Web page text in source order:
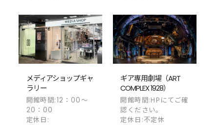
メディアショップギャ
ラリー
開館時間:12：00～
20：00
定休日:
ギア専用劇場（ART
COMPLEX 1928）
開館時間:HPにてご確
認ください。
定休日:不定休